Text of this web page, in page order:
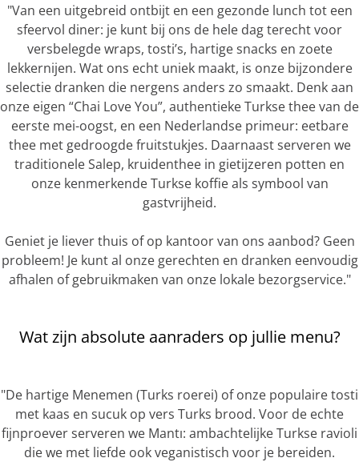
"Van een uitgebreid ontbijt en een gezonde lunch tot een
sfeervol diner: je kunt bij ons de hele dag terecht voor
versbelegde wraps, tosti’s, hartige snacks en zoete
lekkernijen. Wat ons echt uniek maakt, is onze bijzondere
selectie dranken die nergens anders zo smaakt. Denk aan
onze eigen “Chai Love You”, authentieke Turkse thee van de
eerste mei-oogst, en een Nederlandse primeur: eetbare
thee met gedroogde fruitstukjes. Daarnaast serveren we
traditionele Salep, kruidenthee in gietijzeren potten en
onze kenmerkende Turkse koffie als symbool van
gastvrijheid.
Geniet je liever thuis of op kantoor van ons aanbod? Geen
probleem! Je kunt al onze gerechten en dranken eenvoudig
afhalen of gebruikmaken van onze lokale bezorgservice."
Wat zijn absolute aanraders op jullie menu?
"De hartige Menemen (Turks roerei) of onze populaire tosti
met kaas en sucuk op vers Turks brood. Voor de echte
fijnproever serveren we Mantı: ambachtelijke Turkse ravioli
die we met liefde ook veganistisch voor je bereiden.